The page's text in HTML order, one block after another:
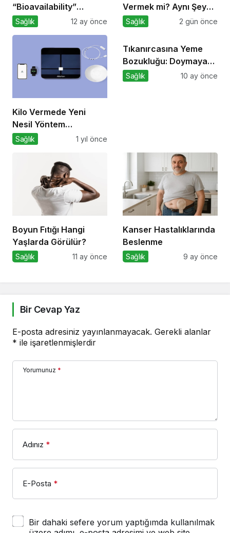
“Bioavailability”
Kavramı: Hangi Besin
Sağlık 12 ay önce
Vermek mi? Aynı Şey
Sanıyoruz Ama Değil!
Sağlık 2 gün önce
Kilo Vermede Yeni
Nesil Yöntem
Yutulabilir Mide Balonu
ve Hızlı Bir Çözüm
Sağlık 1 yıl önce
Tıkanırcasına Yeme
Bozukluğu: Doymayan
Duygular
Sağlık 10 ay önce
Boyun Fıtığı Hangi
Yaşlarda Görülür?
Sağlık 11 ay önce
Kanser Hastalıklarında
Beslenme
Sağlık 9 ay önce
Bir Cevap Yaz
E-posta adresiniz yayınlanmayacak. Gerekli alanlar
* ile işaretlenmişlerdir
Yorumunuz *
Adınız *
E-Posta *
Bir dahaki sefere yorum yaptığımda kullanılmak